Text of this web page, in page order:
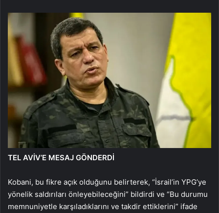
TEL AVİV’E MESAJ GÖNDERDİ
Kobani, bu fikre açık olduğunu belirterek, “İsrail’in YPG’ye
yönelik saldırıları önleyebileceğini” bildirdi ve “Bu durumu
memnuniyetle karşıladıklarını ve takdir ettiklerini” ifade